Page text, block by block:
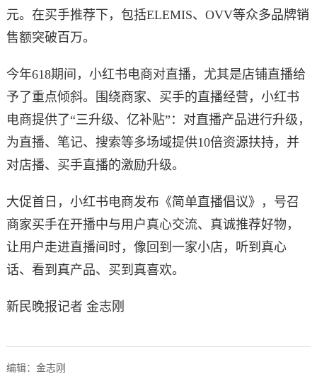
元。在买手推荐下，包括ELEMIS、OVV等众多品牌销
售额突破百万。
今年618期间，小红书电商对直播，尤其是店铺直播给
予了重点倾斜。围绕商家、买手的直播经营，小红书
电商提供了“三升级、亿补贴”：对直播产品进行升级，
为直播、笔记、搜索等多场域提供10倍资源扶持，并
对店播、买手直播的激励升级。
大促首日，小红书电商发布《简单直播倡议》，号召
商家买手在开播中与用户真心交流、真诚推荐好物，
让用户走进直播间时，像回到一家小店，听到真心
话、看到真产品、买到真喜欢。
新民晚报记者 金志刚
编辑：金志刚